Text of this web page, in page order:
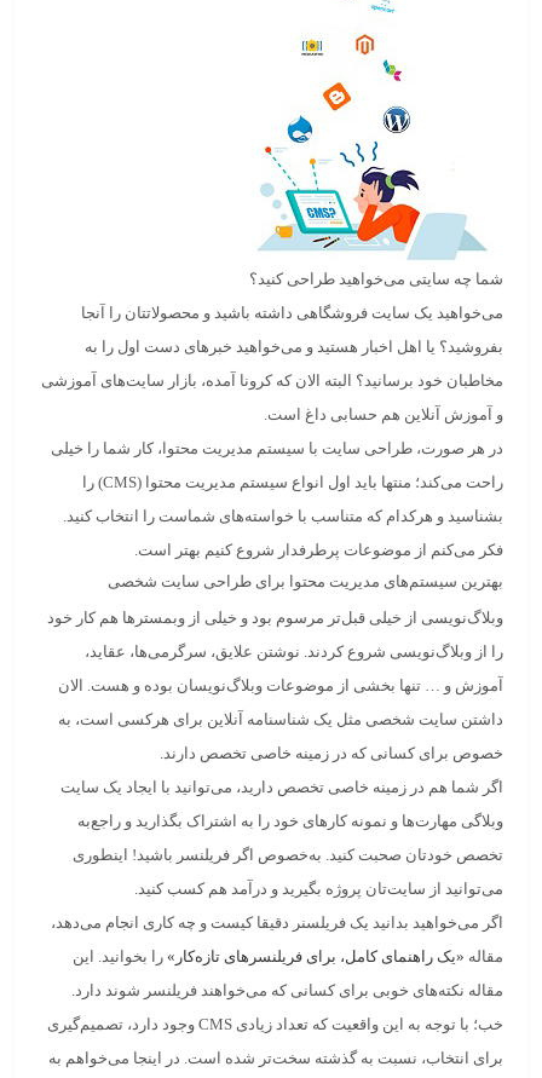
شما چه سایتی می‌خواهید طراحی کنید؟
می‌خواهید یک سایت فروشگاهی داشته باشید و محصولاتتان را آنجا
بفروشید؟ یا اهل اخبار هستید و می‌خواهید خبرهای دست اول را به
مخاطبان خود برسانید؟ البته الان که کرونا آمده، بازار سایت‌های آموزشی
و آموزش آنلاین هم حسابی داغ است.
در هر صورت، طراحی سایت با سیستم مدیریت محتوا ، کار شما را خیلی
راحت می‌کند؛ منتها باید اول انواع سیستم مدیریت محتوا (CMS)
را
بشناسید و هرکدام که متناسب با خواسته‌های شماست را انتخاب کنید.
فکر می‌کنم از موضوعات پرطرفدار شروع کنیم بهتر است.
بهترین سیستم‌های مدیریت محتوا برای طراحی سایت شخصی
وبلاگ‌نویسی از خیلی قبل‌تر مرسوم بود و خیلی از وبمسترها هم کار خود
را از وبلاگ‌نویسی شروع کردند. نوشتن علایق، سرگرمی‌ها، عقاید،
آموزش و … تنها بخشی از موضوعات وبلاگ‌نویسان بوده و هست. الان
داشتن سایت شخصی مثل یک شناسنامه آنلاین برای هرکسی است، به
خصوص برای کسانی که در زمینه خاصی تخصص دارند.
اگر شما هم در زمینه خاصی تخصص دارید، می‌توانید با ایجاد یک سایت
وبلاگی مهارت‌ها و نمونه کارهای خود را به اشتراک بگذارید و راجع‌به
تخصص خودتان صحبت کنید. به‌خصوص اگر فریلنسر باشید! اینطوری
می‌توانید از سایت‌تان پروژه بگیرید و درآمد هم کسب کنید.
اگر می‌خواهید بدانید یک فریلسنر دقیقا کیست و چه کاری انجام می‌دهد،
مقاله «یک راهنمای کامل، برای فریلنسرهای تازه‌کار» را بخوانید. این
مقاله نکته‌های خوبی برای کسانی که می‌خواهند فریلنسر شوند دارد.
خب؛ با ‌توجه به این واقعیت که تعداد زیادی CMS وجود دارد، تصمیم‌گیری
برای انتخاب، نسبت به گذشته سخت‌تر شده است. در اینجا می‌خواهم به